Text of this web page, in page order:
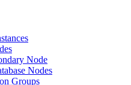
Node
Nodes
Groups